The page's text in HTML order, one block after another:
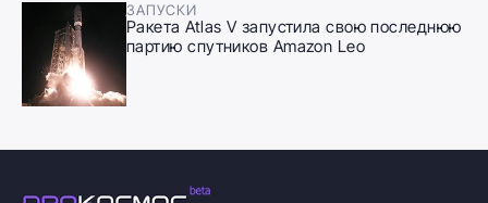
ЗАПУСКИ
Ракета Atlas V запустила свою последнюю
партию спутников Amazon Leo